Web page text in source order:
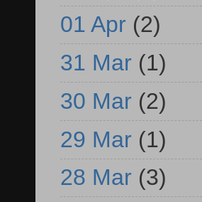
01 Apr (2)
31 Mar (1)
30 Mar (2)
29 Mar (1)
28 Mar (3)